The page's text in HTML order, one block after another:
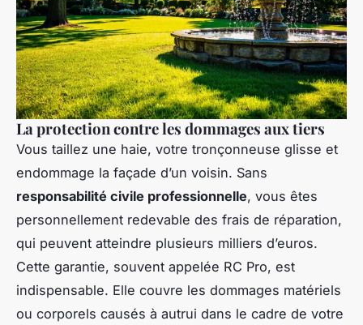
La protection contre les dommages aux tiers
Vous taillez une haie, votre tronçonneuse glisse et
endommage la façade d’un voisin. Sans
responsabilité civile professionnelle, vous êtes
personnellement redevable des frais de réparation,
qui peuvent atteindre plusieurs milliers d’euros.
Cette garantie, souvent appelée RC Pro, est
indispensable. Elle couvre les dommages matériels
ou corporels causés à autrui dans le cadre de votre